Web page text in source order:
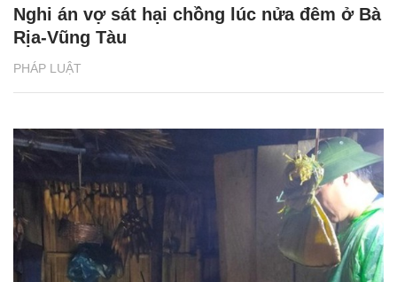
PHÁP LUẬT
Nghi án vợ sát hại chồng lúc nửa đêm ở Bà
Rịa-Vũng Tàu